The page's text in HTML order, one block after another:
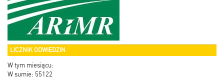
LICZNIK ODWIEDZIN
W tym miesiącu:
W sumie: 55122